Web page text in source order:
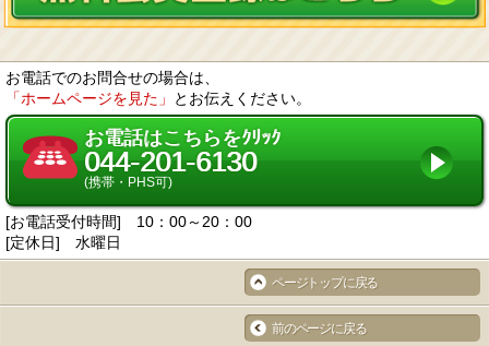
お電話でのお問合せの場合は、
「ホームページを見た」
とお伝えください。
お電話はこちらをｸﾘｯｸ
044-201-6130
(携帯・PHS可)
[お電話受付時間] 10：00～20：00
[定休日] 水曜日
ページトップに戻る
前のページに戻る